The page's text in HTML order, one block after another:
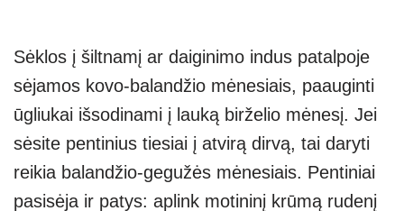
Sėklos į šiltnamį ar daiginimo indus patalpoje
sėjamos kovo-balandžio mėnesiais, paauginti
ūgliukai išsodinami į lauką birželio mėnesį. Jei
sėsite pentinius tiesiai į atvirą dirvą, tai daryti
reikia balandžio-gegužės mėnesiais. Pentiniai
pasisėja ir patys: aplink motininį krūmą rudenį